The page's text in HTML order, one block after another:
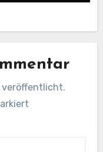
veröffentlicht.